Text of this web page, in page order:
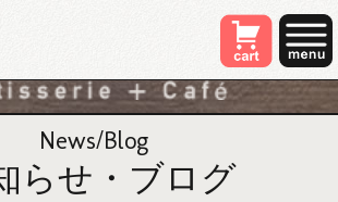
News/Blog
らせ・ブログ